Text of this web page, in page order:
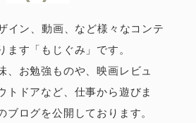
イン、動画、など様々なコンテ
ます「もじぐみ」です。
、お勉強ものや、映画レビュ
トドアなど、仕事から遊びま
ブログを公開しております。